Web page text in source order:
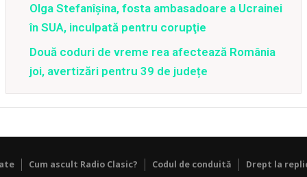
Olga Stefanîşina, fosta ambasadoare a Ucrainei
în SUA, inculpată pentru corupţie
Două coduri de vreme rea afectează România
joi, avertizări pentru 39 de județe
Cum ascult Radio Clasic? Codul de conduită Drept la